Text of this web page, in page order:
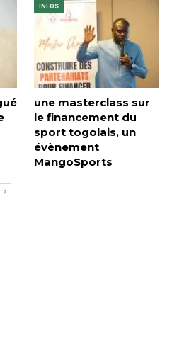
INFOS
une masterclass sur
le financement du
sport togolais, un
évènement
MangoSports